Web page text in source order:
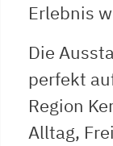
Erlebnis
Die
perfekt
Region
Alltag,